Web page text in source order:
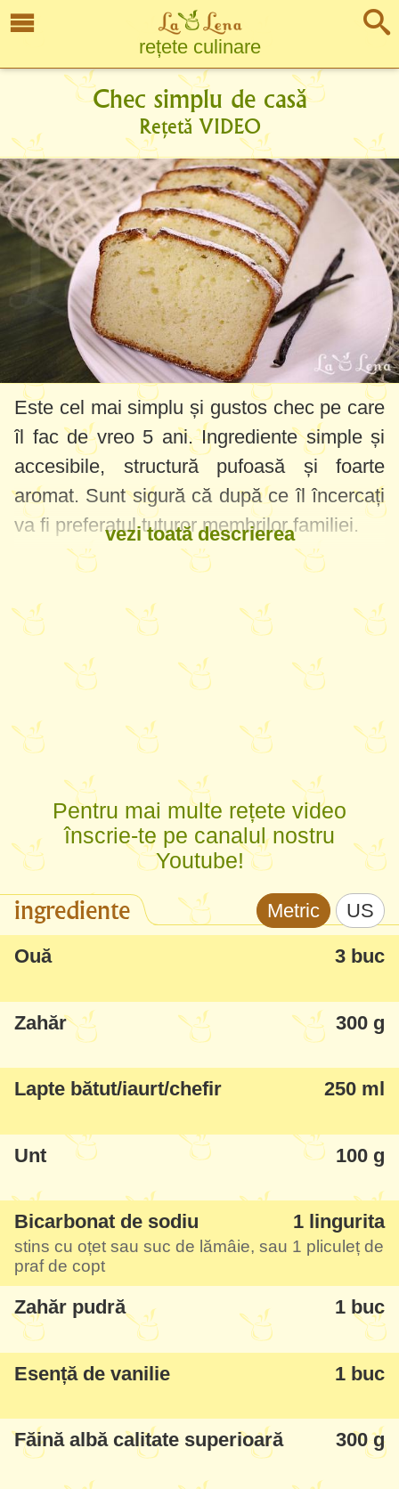
rețete culinare
Chec simplu de casă
Rețetă VIDEO
Este cel mai simplu și gustos chec pe care
îl fac de vreo 5 ani. Ingrediente simple și
accesibile, structură pufoasă și foarte
aromat. Sunt sigură că după ce îl încercați
va fi preferatul tuturor membrilor familiei.
vezi toată descrierea
Pentru mai multe rețete video
înscrie-te pe canalul nostru
Youtube!
ingrediente Metric US
Ouă 3 buc
Zahăr 300 g
Lapte bătut/iaurt/chefir 250 ml
Unt 100 g
Bicarbonat de sodiu 1 lingurita
stins cu oțet sau suc de lămâie, sau 1 pliculeț de
praf de copt
Zahăr pudră 1 buc
Esență de vanilie 1 buc
Făină albă calitate superioară 300 g